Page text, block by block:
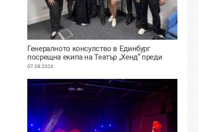
Генералното консулство в Единбург
посрещна екипа на Театър „Хенд“ преди
историческия им дебют на световния
07.08.2026